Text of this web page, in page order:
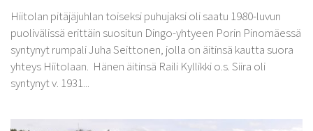
Hiitolan pitäjäjuhlan toiseksi puhujaksi oli saatu 1980-luvun
puolivälissä erittäin suositun Dingo-yhtyeen Porin Pinomäessä
syntynyt rumpali Juha Seittonen, jolla on äitinsä kautta suora
yhteys Hiitolaan. Hänen äitinsä Raili Kyllikki o.s. Siira oli
syntynyt v. 1931...